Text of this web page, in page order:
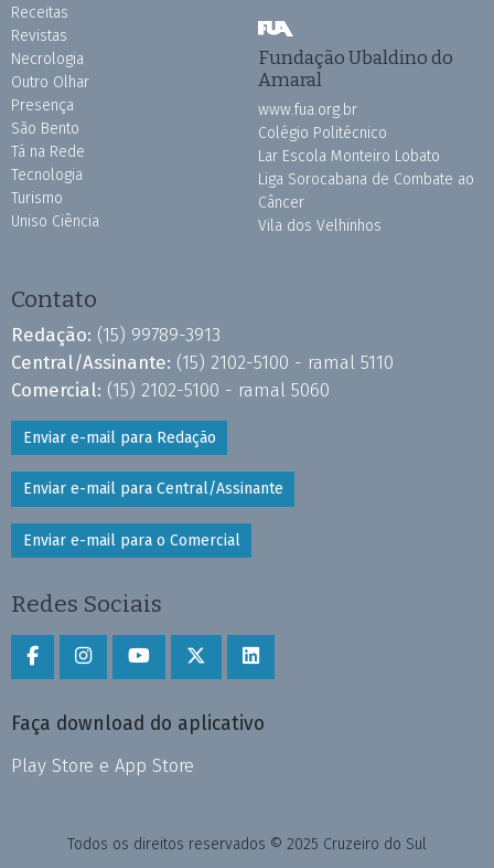
Receitas
Revistas
Necrologia
Outro Olhar
Presença
São Bento
Tá na Rede
Tecnologia
Turismo
Uniso Ciência
Fundação Ubaldino do
Amaral
www.fua.org.br
Colégio Politécnico
Lar Escola Monteiro Lobato
Liga Sorocabana de Combate ao
Câncer
Vila dos Velhinhos
Contato
Redação: (15) 99789-3913
Central/Assinante: (15) 2102-5100 - ramal 5110
Comercial: (15) 2102-5100 - ramal 5060
Enviar e-mail para Redação
Enviar e-mail para Central/Assinante
Enviar e-mail para o Comercial
Redes Sociais
Faça download do aplicativo
Play Store e App Store
Todos os direitos reservados © 2025 Cruzeiro do Sul